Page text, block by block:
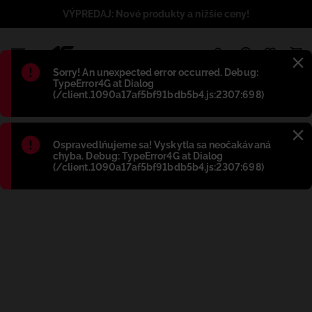
Błąd:
Sorry! An unexpected error occurred. Debug:
TypeError4G at Dialog
(/client.1090a17af5bf91bdb5b4.js:2307:698)
Błąd:
Ospravedlňujeme sa! Vyskytla sa neočakávaná
chyba. Debug: TypeError4G at Dialog
(/client.1090a17af5bf91bdb5b4.js:2307:698)
VÝPREDAJ: Nové produkty a nižšie ceny!